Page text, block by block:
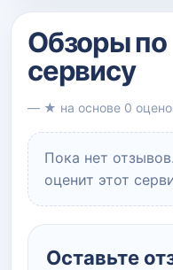
Обзоры по
сервису
— ★ на основе 0
Пока нет
оценит этот
Оставьте